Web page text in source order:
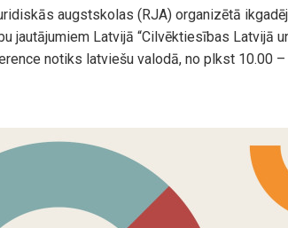
augstskolas (RJA) organizētā
jautājumiem Latvijā “Cilvēktiesības Latvijā
notiks latviešu valodā, no plkst 10.00 –